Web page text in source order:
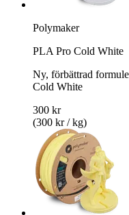
Polymaker
PLA Pro Cold White
Ny, förbättrad
Cold White
300 kr
(300 kr / kg)